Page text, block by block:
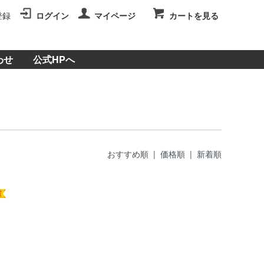
録 ログイン マイページ カートを見る
せ 公式HPへ
おすすめ順 | 価格順 | 新着順